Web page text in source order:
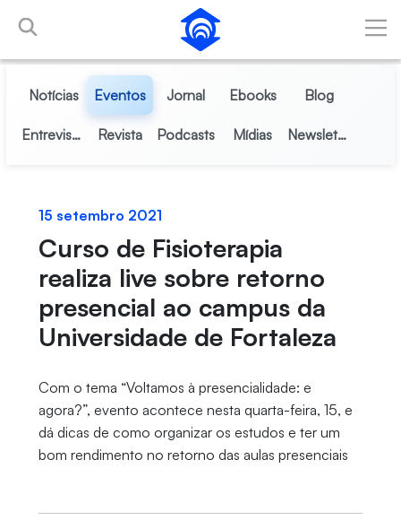
Pular para o Conteúdo principal
Notícias Eventos Jornal Ebooks Blog
Entrevistas Revista Podcasts Mídias Newsletter
15 setembro 2021
Curso de Fisioterapia
realiza live sobre retorno
presencial ao campus da
Universidade de Fortaleza
Com o tema “Voltamos à presencialidade: e
agora?”, evento acontece nesta quarta-feira, 15, e
dá dicas de como organizar os estudos e ter um
bom rendimento no retorno das aulas presenciais